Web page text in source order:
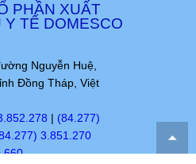
PHẦN XUẤT
Y TẾ DOMESCO
Nguyễn Huệ,
Đồng Tháp, Việt
| (84.277)
3.851.270